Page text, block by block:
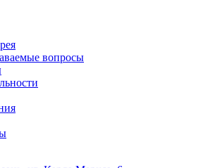
вопросы